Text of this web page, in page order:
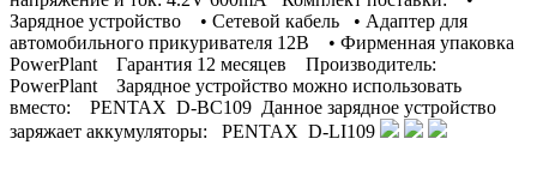
Зарядное устройство • Сетевой кабель • Адаптер для
автомобильного прикуривателя 12В • Фирменная упаковка
PowerPlant Гарантия 12 месяцев Производитель:
PowerPlant Зарядное устройство можно использовать
вместо: PENTAX D-BC109 Данное зарядное устройство
заряжает аккумуляторы: PENTAX D-LI109